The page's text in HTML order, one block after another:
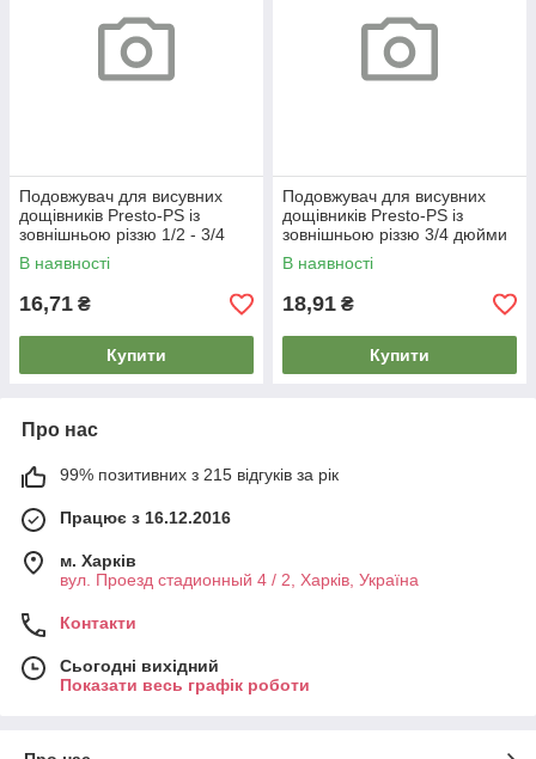
Подовжувач для висувних
дощівників Presto-PS із
зовнішньою різзю 1/2 - 3/4
дюйма (7715)
В наявності
16,71 ₴
Купити
Подовжувач для висувних
дощівників Presto-PS із
зовнішньою різзю 3/4 дюйми
(7716)
В наявності
18,91 ₴
Купити
Про нас
99% позитивних з 215 відгуків за рік
Працює з 16.12.2016
м. Харків
вул. Проезд стадионный 4 / 2, Харків, Україна
Контакти
Сьогодні вихідний
Показати весь графік роботи